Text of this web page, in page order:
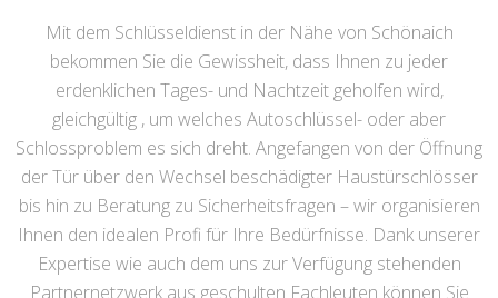
Mit dem Schlüsseldienst in der Nähe von Schönaich
bekommen Sie die Gewissheit, dass Ihnen zu jeder
erdenklichen Tages- und Nachtzeit geholfen wird,
gleichgültig , um welches Autoschlüssel- oder aber
Schlossproblem es sich dreht. Angefangen von der Öffnung
der Tür über den Wechsel beschädigter Haustürschlösser
bis hin zu Beratung zu Sicherheitsfragen – wir organisieren
Ihnen den idealen Profi für Ihre Bedürfnisse. Dank unserer
Expertise wie auch dem uns zur Verfügung stehenden
Partnernetzwerk aus geschulten Fachleuten können Sie